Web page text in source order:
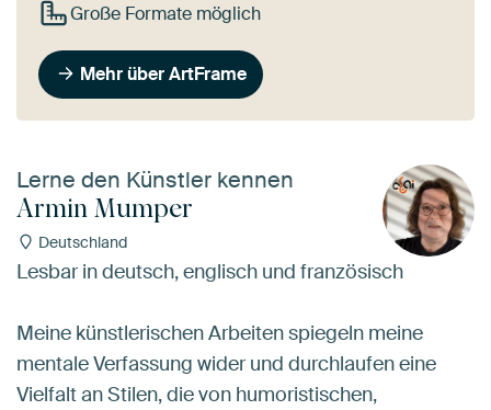
Große Formate möglich
Mehr über ArtFrame
Lerne den Künstler kennen
Armin Mumper
Deutschland
Lesbar in deutsch, englisch und französisch
Meine künstlerischen Arbeiten spiegeln meine
mentale Verfassung wider und durchlaufen eine
Vielfalt an Stilen, die von humoristischen,